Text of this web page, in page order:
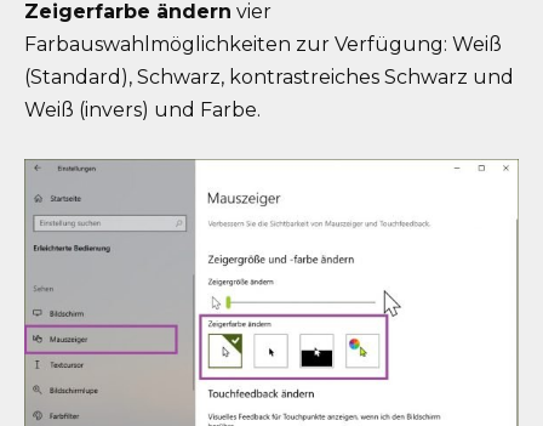
Zeigerfarbe ändern vier
Farbauswahlmöglichkeiten zur Verfügung: Weiß
(Standard), Schwarz, kontrastreiches Schwarz und
Weiß (invers) und Farbe.